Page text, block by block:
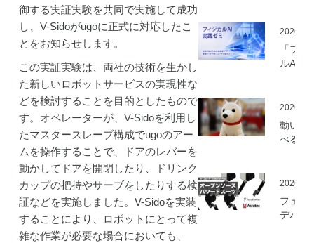
御する実証実験を共同で実施して成功
し、V-Sidoがugoに正式に対応したこ
とをお知らせします。
この実証実験は、両社の技術を生かし
た新しいロボットサービスの実現性な
どを検討することを目的としたもので
す。オペレーターが、V-Sidoを利用し
たマスタースレーブ構成でugoのアー
ムを操作することで、ドアのレバーを
動かしてドアを開閉したり、ドリンク
カップの把持やサーブをしたりする検
証などを実施しました。V-Sidoを実装
することにより、ロボットにとって複
雑な作業が必要な場合においても、
実施
いを開
「フィ
ルAI実
動いて
べる「
ロボッ
（バル
ロボッ
ト）」
フェア
デバイ